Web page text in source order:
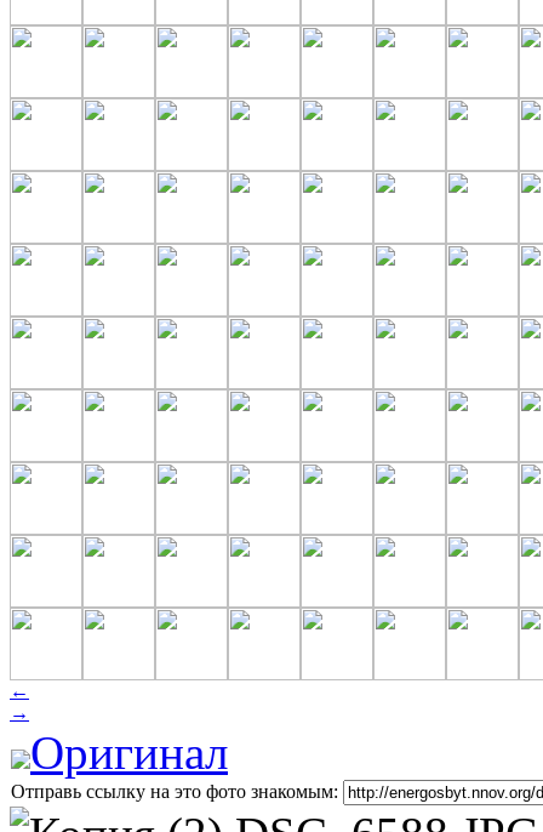
←
→
Оригинал
Отправь ссылку на это фото знакомым: